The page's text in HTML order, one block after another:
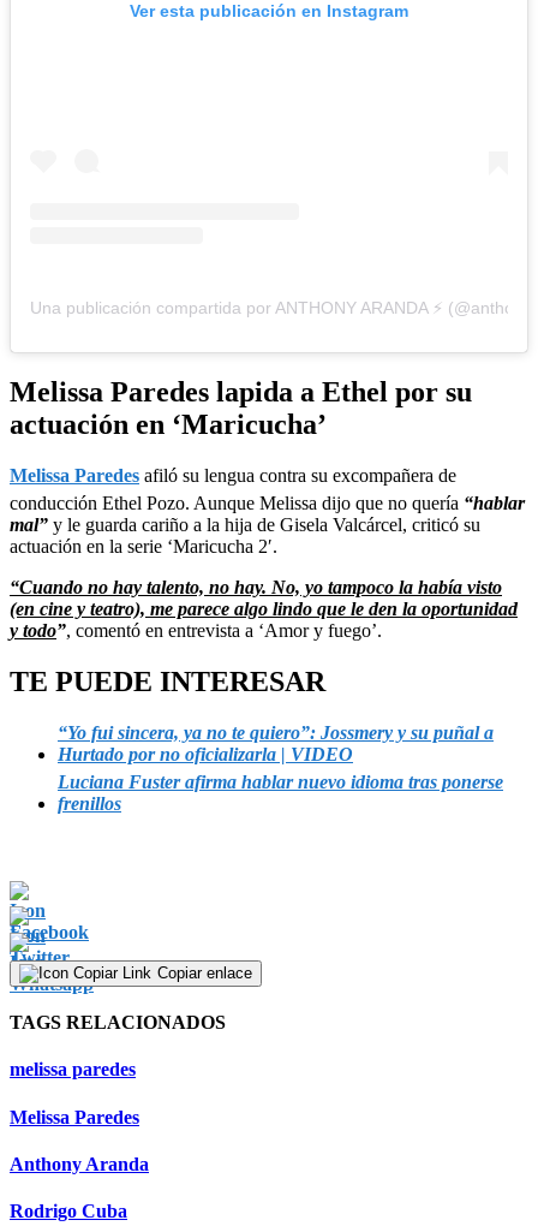
Ver esta publicación en Instagram
Una publicación compartida por ANTHONY ARANDA ⚡️
Melissa Paredes lapida a Ethel por su
actuación en ‘Maricucha’
Melissa Paredes afiló su lengua contra su excompañera de
conducción Ethel Pozo. Aunque Melissa dijo que no quería “hablar
mal” y le guarda cariño a la hija de Gisela Valcárcel, criticó su
actuación en la serie ‘Maricucha 2′.
“Cuando no hay talento, no hay. No, yo tampoco la había visto
(en cine y teatro), me parece algo lindo que le den la oportunidad
y todo”, comentó en entrevista a ‘Amor y fuego’.
TE PUEDE INTERESAR
“Yo fui sincera, ya no te quiero”: Jossmery y su puñal a
Hurtado por no oficializarla | VIDEO
Luciana Fuster afirma hablar nuevo idioma tras ponerse
frenillos
Copiar enlace
TAGS RELACIONADOS
melissa paredes
Melissa Paredes
Anthony Aranda
Rodrigo Cuba